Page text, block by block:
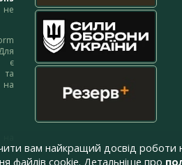
є
та
на
вам найкращий досвід
файлів cookie. Детальніше про